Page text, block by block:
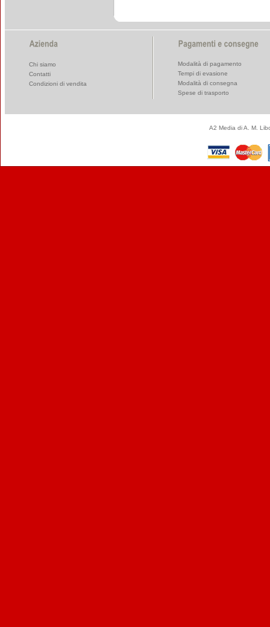
Chi siamo
Contatti
Condizioni di vendita
Modalità di pagamento
Tempi di evasione
Modalità di consegna
Spese di trasporto
A2 Media di A. M.